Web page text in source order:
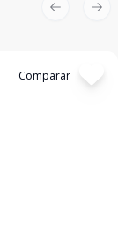
Comparar
Previous